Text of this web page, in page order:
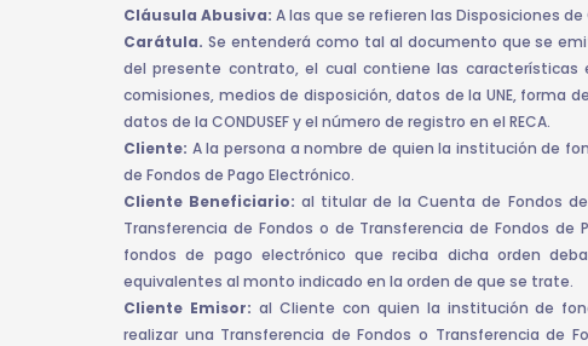
Cláusula Abusiva: A las que se refieren las Disposiciones de
Carátula. Se entenderá como tal al documento que se
del presente contrato, el cual contiene las
comisiones, medios de disposición, datos de la UNE, forma
datos de la CONDUSEF y el número de registro en el RECA.
Cliente: A la persona a nombre de quien la institución de
de Fondos de Pago Electrónico.
Cliente Beneficiario: al titular de la Cuenta de Fondos
Transferencia de Fondos o de Transferencia de Fondos
fondos de pago electrónico que reciba dicha orden
equivalentes al monto indicado en la orden de que se trate.
Cliente Emisor: al Cliente con quien la institución de
realizar una Transferencia de Fondos o Transferencia de